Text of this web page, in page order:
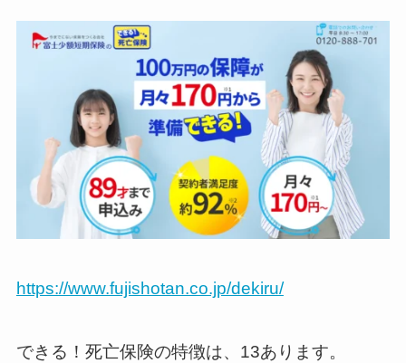
https://www.fujishotan.co.jp/dekiru/
できる！死亡保険の特徴は、13あります。